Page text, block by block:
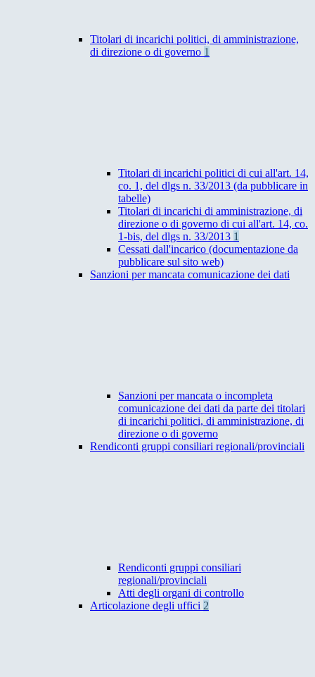
Titolari di incarichi politici, di amministrazione,
di direzione o di governo 1
Titolari di incarichi politici di cui all'art. 14,
co. 1, del dlgs n. 33/2013 (da pubblicare in
tabelle)
Titolari di incarichi di amministrazione, di
direzione o di governo di cui all'art. 14, co.
1-bis, del dlgs n. 33/2013 1
Cessati dall'incarico (documentazione da
pubblicare sul sito web)
Sanzioni per mancata comunicazione dei dati
Sanzioni per mancata o incompleta
comunicazione dei dati da parte dei titolari
di incarichi politici, di amministrazione, di
direzione o di governo
Rendiconti gruppi consiliari regionali/provinciali
Rendiconti gruppi consiliari
regionali/provinciali
Atti degli organi di controllo
Articolazione degli uffici 2